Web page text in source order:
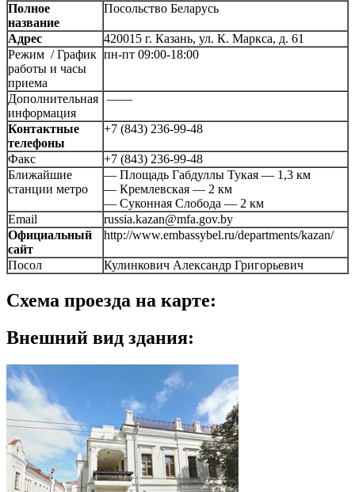
Полное
название
Посольство Беларусь
Адрес
420015 г. Казань, ул. К. Маркса, д. 61
Режим / График
работы и часы
приема
пн-пт 09:00-18:00
Дополнительная
информация
——
Контактные
телефоны
+7 (843) 236-99-48
Факс
+7 (843) 236-99-48
Ближайшие
станции метро
— Площадь Габдуллы Тукая — 1,3 км
— Кремлевская — 2 км
— Суконная Cлобода — 2 км
Email
russia.kazan@mfa.gov.by
Официальный
сайт
http://www.embassybel.ru/departments/kazan/
Посол Кулинкович Александр Григорьевич
Схема проезда на карте:
Внешний вид здания: